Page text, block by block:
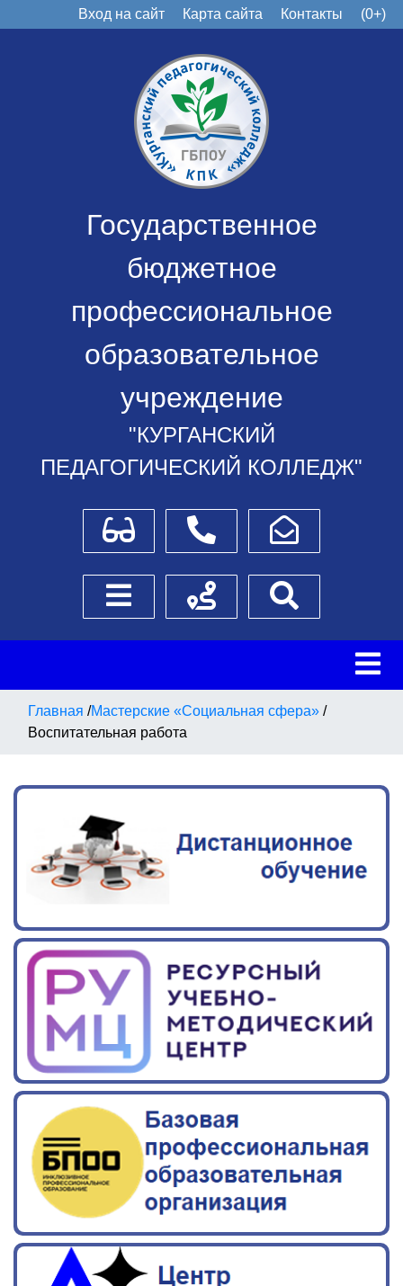
Вход на сайт Карта сайта Контакты (0+)
Государственное
бюджетное
профессиональное
образовательное
учреждение
"КУРГАНСКИЙ
ПЕДАГОГИЧЕСКИЙ КОЛЛЕДЖ"
Для слабовидящихТелефоныНаписать обращение
Боковое менюСхема проезда
Главная /Мастерские «Социальная сфера» /
Воспитательная работа